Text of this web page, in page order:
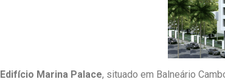
Edifício Marina Palace, situado em Balneário